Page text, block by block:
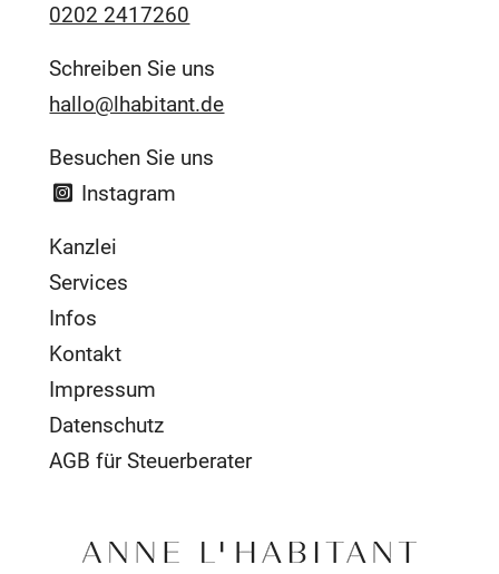
0202 2417260
Schreiben Sie uns
hallo@lhabitant.de
Besuchen Sie uns
Instagram
Kanzlei
Services
Infos
Kontakt
Impressum
Datenschutz
AGB für Steuerberater